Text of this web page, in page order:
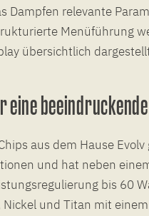
Dampfen relevante
Menüführung
übersichtlich
eine
aus dem Hause
und hat neben
bis 60
Nickel und Titan mit